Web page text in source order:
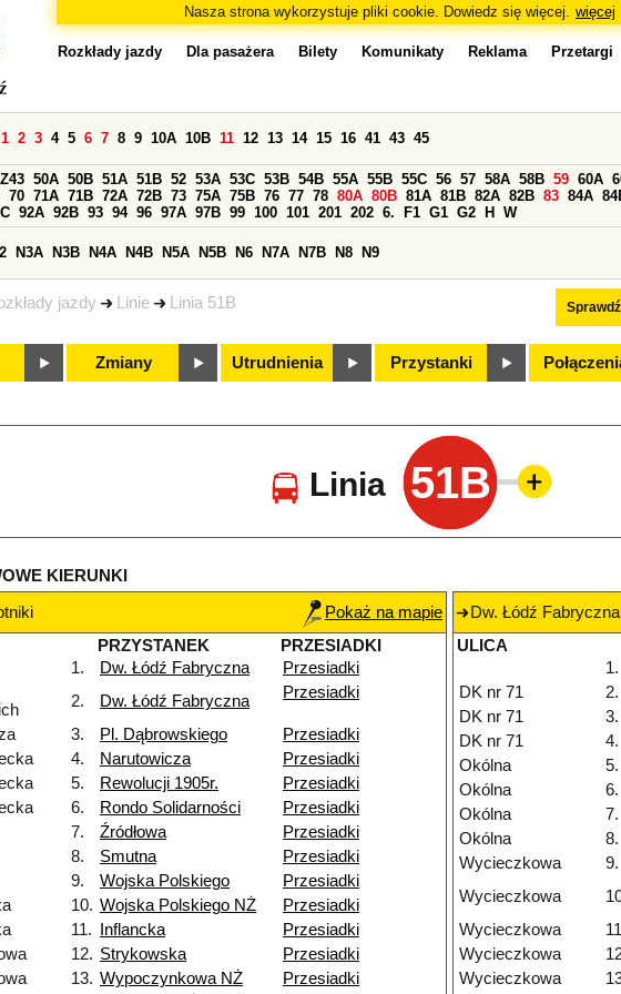
Nasza strona wykorzystuje pliki cookie. Dowiedz się więcej. więcej
jazdy Linie Linia 51B
Rozkłady jazdy Dla pasażera Bilety Komunikaty Reklama Przetargi
1 2 3 4 5 6 7 8 9 10A 10B 11 12 13 14 15 16 41 43 45
Z43 50A 50B 51A 51B 52 53A 53C 53B 54B 55A 55B 55C 56 57 58A 58B 59 60A
70 71A 71B 72A 72B 73 75A 75B 76 77 78 80A 80B 81A 81B 82A 82B 83 84A
92A 92B 93 94 96 97A 97B 99 100 101 201 202 6. F1 G1 G2 H W
N3A N3B N4A N4B N5A N5B N6 N7A N7B N8 N9
Zmiany Utrudnienia Przystanki
Linia 51B
KIERUNKI
Pokaż na mapie
PRZYSTANEK
PRZESIADKI
1.
Dw. Łódź Fabryczna
Przesiadki
2. Dw. Łódź Fabryczna Przesiadki
3. Pl. Dąbrowskiego
Przesiadki
4. Narutowicza
Przesiadki
5. Rewolucji 1905r.
Przesiadki
6. Rondo Solidarności
Przesiadki
7. Źródłowa
Przesiadki
8. Smutna
Przesiadki
9. Wojska Polskiego
Przesiadki
10. Wojska Polskiego NŻ
Przesiadki
11. Inflancka
Przesiadki
12. Strykowska
Przesiadki
13. Wypoczynkowa NŻ Przesiadki
Dw. Łódź Fabryczna
ULICA
1.
DK nr 71
2.
DK nr 71
3.
DK nr 71
4.
Okólna
5.
Okólna
6.
Okólna
7.
Okólna
8.
Wycieczkowa
9.
Wycieczkowa
Wycieczkowa
Wycieczkowa
Wycieczkowa